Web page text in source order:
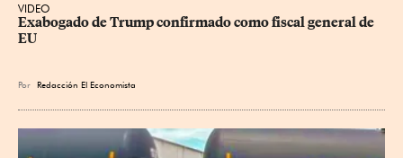
VIDEO
Exabogado de Trump confirmado como fiscal general de
EU
Por Redacción El Economista